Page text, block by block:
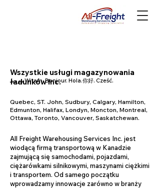
.مرحبا Witam. Bonjour. Hola.你好. Cześć.
Quebec, ST. John, Sudbury, Calgary, Hamilton,
Edmunton, Halifax, Londyn, Moncton, Montreal,
Ottawa, Toronto, Vancouver, Saskatchewan.
Wszystkie usługi magazynowania
ładunków Inc.
All Freight Warehousing Services Inc. jest
wiodącą firmą transportową w Kanadzie
zajmującą się samochodami, pojazdami,
ciężarówkami silnikowymi, maszynami ciężkimi
i transportem. Od samego początku
wprowadzamy innowacje zarówno w branży